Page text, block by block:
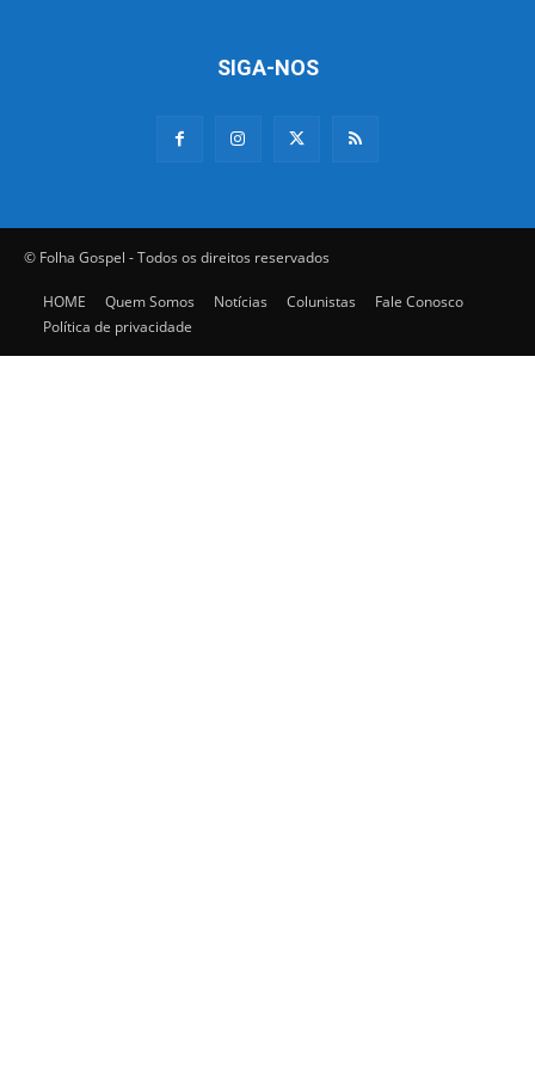
SIGA-NOS
© Folha Gospel - Todos os direitos reservados
HOME Quem Somos Notícias Colunistas
Fale Conosco
Política de privacidade